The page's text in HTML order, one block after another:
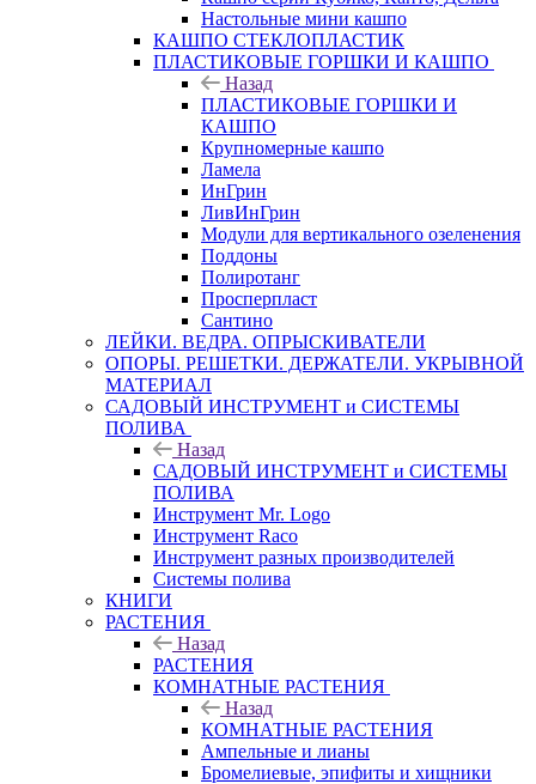
Настольные мини кашпо
КАШПО СТЕКЛОПЛАСТИК
ПЛАСТИКОВЫЕ ГОРШКИ И КАШПО
Назад
ПЛАСТИКОВЫЕ ГОРШКИ И
КАШПО
Крупномерные кашпо
Ламела
ИнГрин
ЛивИнГрин
Модули для вертикального озеленения
Поддоны
Полиротанг
Просперпласт
Сантино
ЛЕЙКИ. ВЕДРА. ОПРЫСКИВАТЕЛИ
ОПОРЫ. РЕШЕТКИ. ДЕРЖАТЕЛИ. УКРЫВНОЙ
МАТЕРИАЛ
САДОВЫЙ ИНСТРУМЕНТ и СИСТЕМЫ
ПОЛИВА
Назад
САДОВЫЙ ИНСТРУМЕНТ и СИСТЕМЫ
ПОЛИВА
Инструмент Mr. Logo
Инструмент Raco
Инструмент разных производителей
Системы полива
КНИГИ
РАСТЕНИЯ
Назад
РАСТЕНИЯ
КОМНАТНЫЕ РАСТЕНИЯ
Назад
КОМНАТНЫЕ РАСТЕНИЯ
Ампельные и лианы
Бромелиевые, эпифиты и хищники